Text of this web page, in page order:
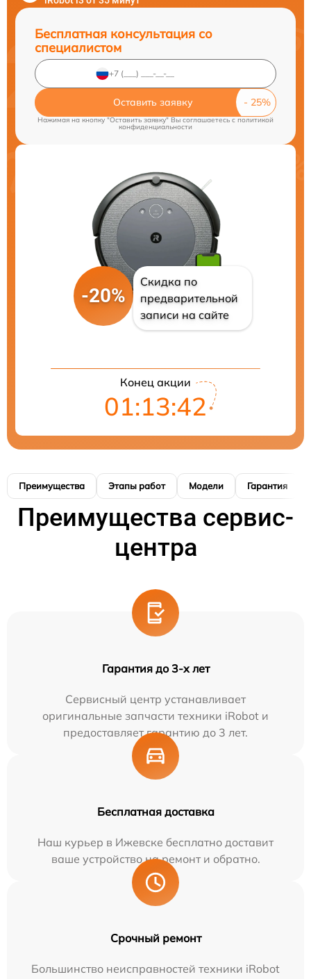
Бесплатная консультация со
специалистом
Оставить заявку
Нажимая на кнопку "Оставить заявку" Вы соглашаетесь cполитикой
конфиденциальности
-20%
Скидка по
предварительной
записи на сайте
Конец акции
01:13:41
Преимущества Этапы работ Модели Гарантия
Преимущества сервис-
центра
Гарантия до 3-х лет
Сервисный центр устанавливает
оригинальные запчасти техники iRobot и
предоставляет гарантию до 3 лет.
Бесплатная доставка
Наш курьер в Ижевске бесплатно доставит
ваше устройство на ремонт и обратно.
Срочный ремонт
Большинство неисправностей техники iRobot